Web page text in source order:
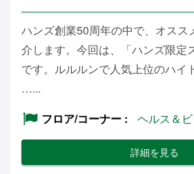
ハンズ創業50周年の中で、オスス
介します。今回は、「ハンズ限定
です。ルルルンで人気上位のハイ
…...
フロア/コーナー
ヘルス＆
詳細を見る